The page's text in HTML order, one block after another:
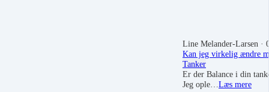
Line Melander-Larsen ·
Kan jeg virkelig ændre
Tanker
Er der Balance i din
Jeg ople… Læs mere